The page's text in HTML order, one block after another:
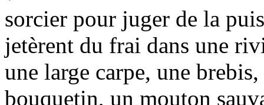
sorcier pour juger de la
jetèrent du frai dans une
une large carpe, une
bouquetin, un mouton